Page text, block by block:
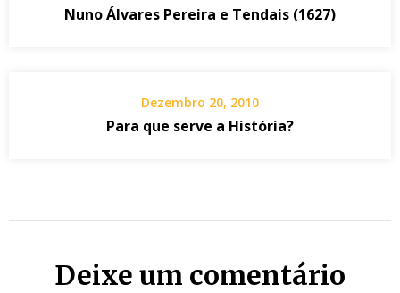
Nuno Álvares Pereira e Tendais (1627)
Dezembro 20, 2010
Para que serve a História?
Deixe um comentário